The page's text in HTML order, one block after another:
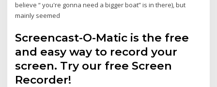
believe “ you're gonna need a bigger boat” is in there), but
mainly seemed
Screencast-O-Matic is the free
and easy way to record your
screen. Try our free Screen
Recorder!